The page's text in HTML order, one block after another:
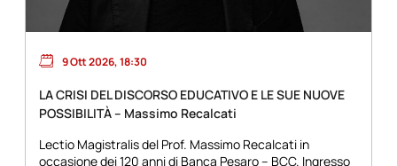
9 Ott 2026, 18:30
LA CRISI DEL DISCORSO EDUCATIVO E LE SUE NUOVE
POSSIBILITÀ – Massimo Recalcati
Lectio Magistralis del Prof. Massimo Recalcati in
occasione dei 120 anni di Banca Pesaro – BCC. Ingresso